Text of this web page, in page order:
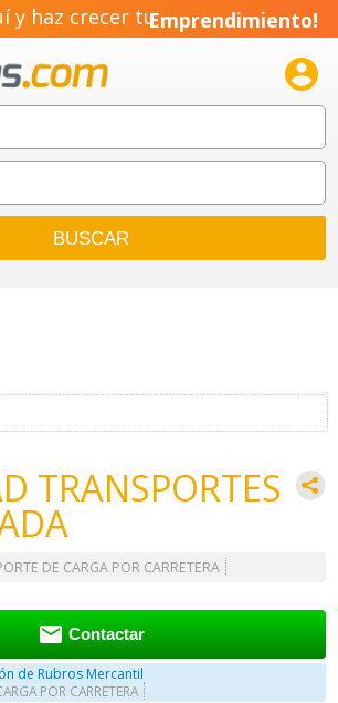
y haz crecer tuEmprendimiento!

TRANSPORTES
DE CARGA POR CARRETERA
 Contactar
de Rubros Mercantil
POR CARRETERA